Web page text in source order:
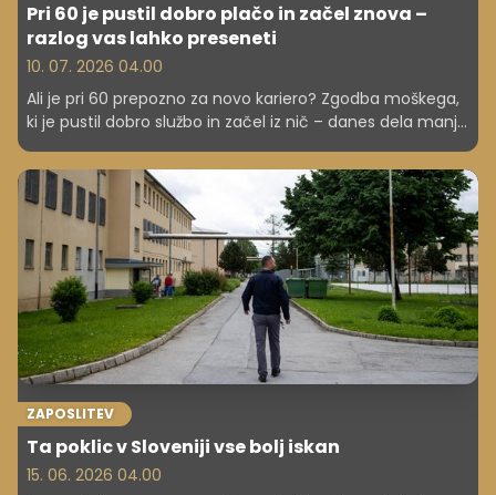
Pri 60 je pustil dobro plačo in začel znova –
razlog vas lahko preseneti
10. 07. 2026 04.00
Ali je pri 60 prepozno za novo kariero? Zgodba moškega,
ki je pustil dobro službo in začel iz nič – danes dela manj
za denar, a več za smisel.
ZAPOSLITEV
Ta poklic v Sloveniji vse bolj iskan
15. 06. 2026 04.00